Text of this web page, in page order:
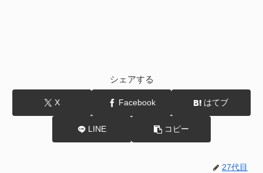
シェアする
X Facebook はてブ
LINE コピー
27代目